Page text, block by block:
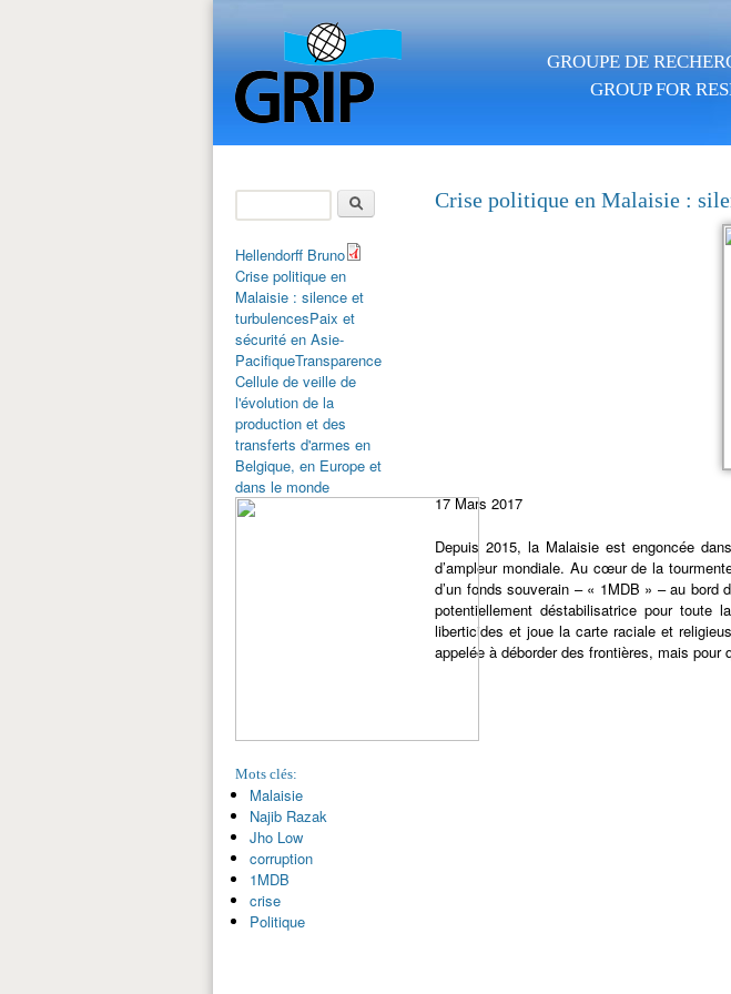
GROUPE DE
GROUP FOR
Crise politique en Malaisie :
17 Mars 2017
Depuis 2015, la Malaisie est engoncée
d’ampleur mondiale. Au cœur de la
d’un fonds souverain – « 1MDB » – au bord
potentiellement déstabilisatrice pour
liberticides et joue la carte raciale et
appelée à déborder des frontières, mais pour
Formulaire de
recherche
Hellendorff Bruno
Crise politique en
Malaisie : silence et
turbulencesPaix et
sécurité en Asie-
PacifiqueTransparence
Cellule de veille de
l'évolution de la
production et des
transferts d'armes en
Belgique, en Europe et
dans le monde
Mots clés:
Malaisie
Najib Razak
Jho Low
corruption
1MDB
crise
Politique